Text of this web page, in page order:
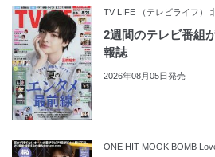
TV LIFE （テレビライフ）
2週間のテレビ番組
報誌
2026年08月05日発売
ONE HIT MOOK BOMB